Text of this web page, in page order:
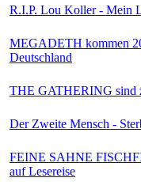
R.I.P. Lou Koller - Mein
MEGADETH kommen
Deutschland
THE GATHERING sind
Der Zweite Mensch -
FEINE SAHNE
auf Lesereise